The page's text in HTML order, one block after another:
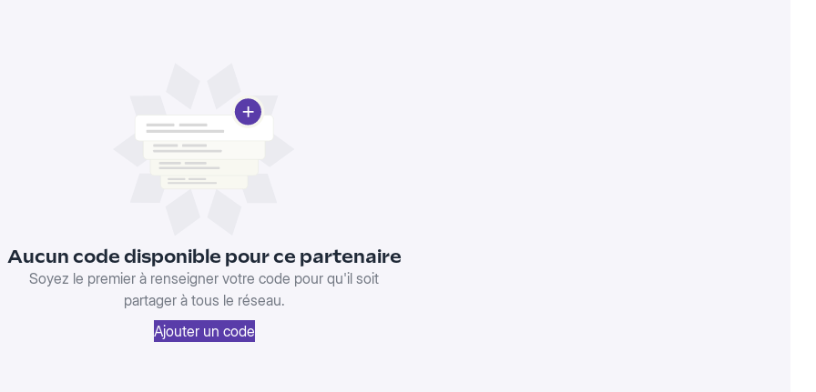
Aucun code disponible pour ce partenaire
Soyez le premier à renseigner votre code pour qu'il soit
partager à tous le réseau.
Ajouter un code